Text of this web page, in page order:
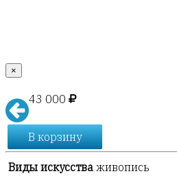
×
43 000
В корзину
Виды искусства живопись